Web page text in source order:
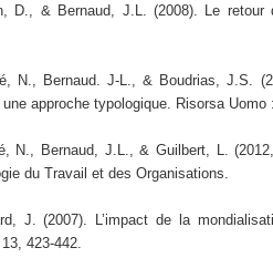
D., & Bernaud, J.L. (2008). Le retour
N., Bernaud. J-L., & Boudrias, J.S.
une approche typologique. Risorsa
N., Bernaud, J.L., & Guilbert, L.
du Travail et des Organisations.
J. (2007). L’impact de la
423-442.